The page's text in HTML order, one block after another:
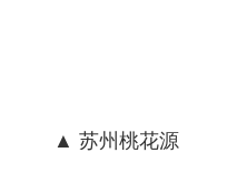
▲ 苏州桃花源